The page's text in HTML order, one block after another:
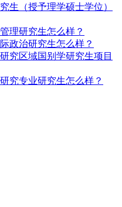
生（授予理学硕士学位）
理研究生怎么样？
政治研究生怎么样？
究区域国别学研究生项目
究专业研究生怎么样？